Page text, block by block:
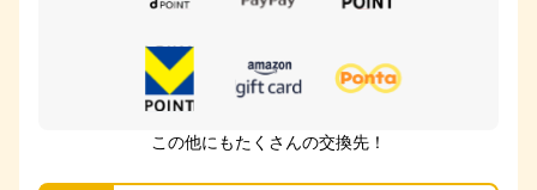
この他にもたくさんの交換先！